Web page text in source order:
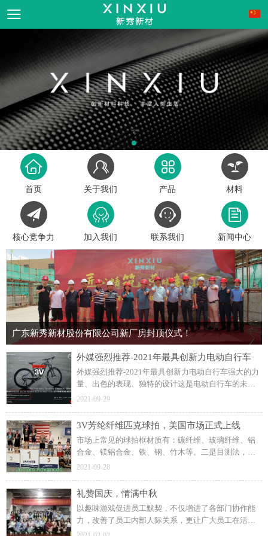
首页 关于我们 产品 材料
核心竞争力 加入我们 联系我们 新闻中心
广东新秀新材股份有限公司新厂房封顶仪式！
外媒强烈推荐-2021年最具创新力电动自行车
外媒强烈推荐-2021年最具创新力电动自行车强大的力
量、出色的表现、独特的设计这是电动自行车的未
来。科技结合碳纤维与芳纶纤维高端碳纤维自行车备
适至上。
2021-09-29
3V芳纶纤维匹克球拍，美国市场正式上线
市场上常见的球拍框材质有：碳纤维、玻璃纤维、铝
合金、镁铝合金、铁、钢、竹木等。二是目测法，看
看靠近拍面部分是否有黑层，是否有微锯齿状，芳纶
锯齿状。
2021-09-28
礼赞国庆，情满中秋
以趣味游戏促进员工默契，不仅增进了各部门协作能
力，改善了员工内部人际关系，更让广大员工在活动
中积极思考、创新，增添了节日的乐趣，受到公司员